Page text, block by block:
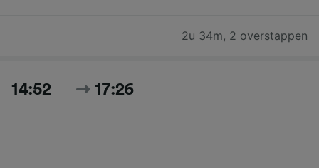
2u 34m, 2 overstappen
14:52 17:26